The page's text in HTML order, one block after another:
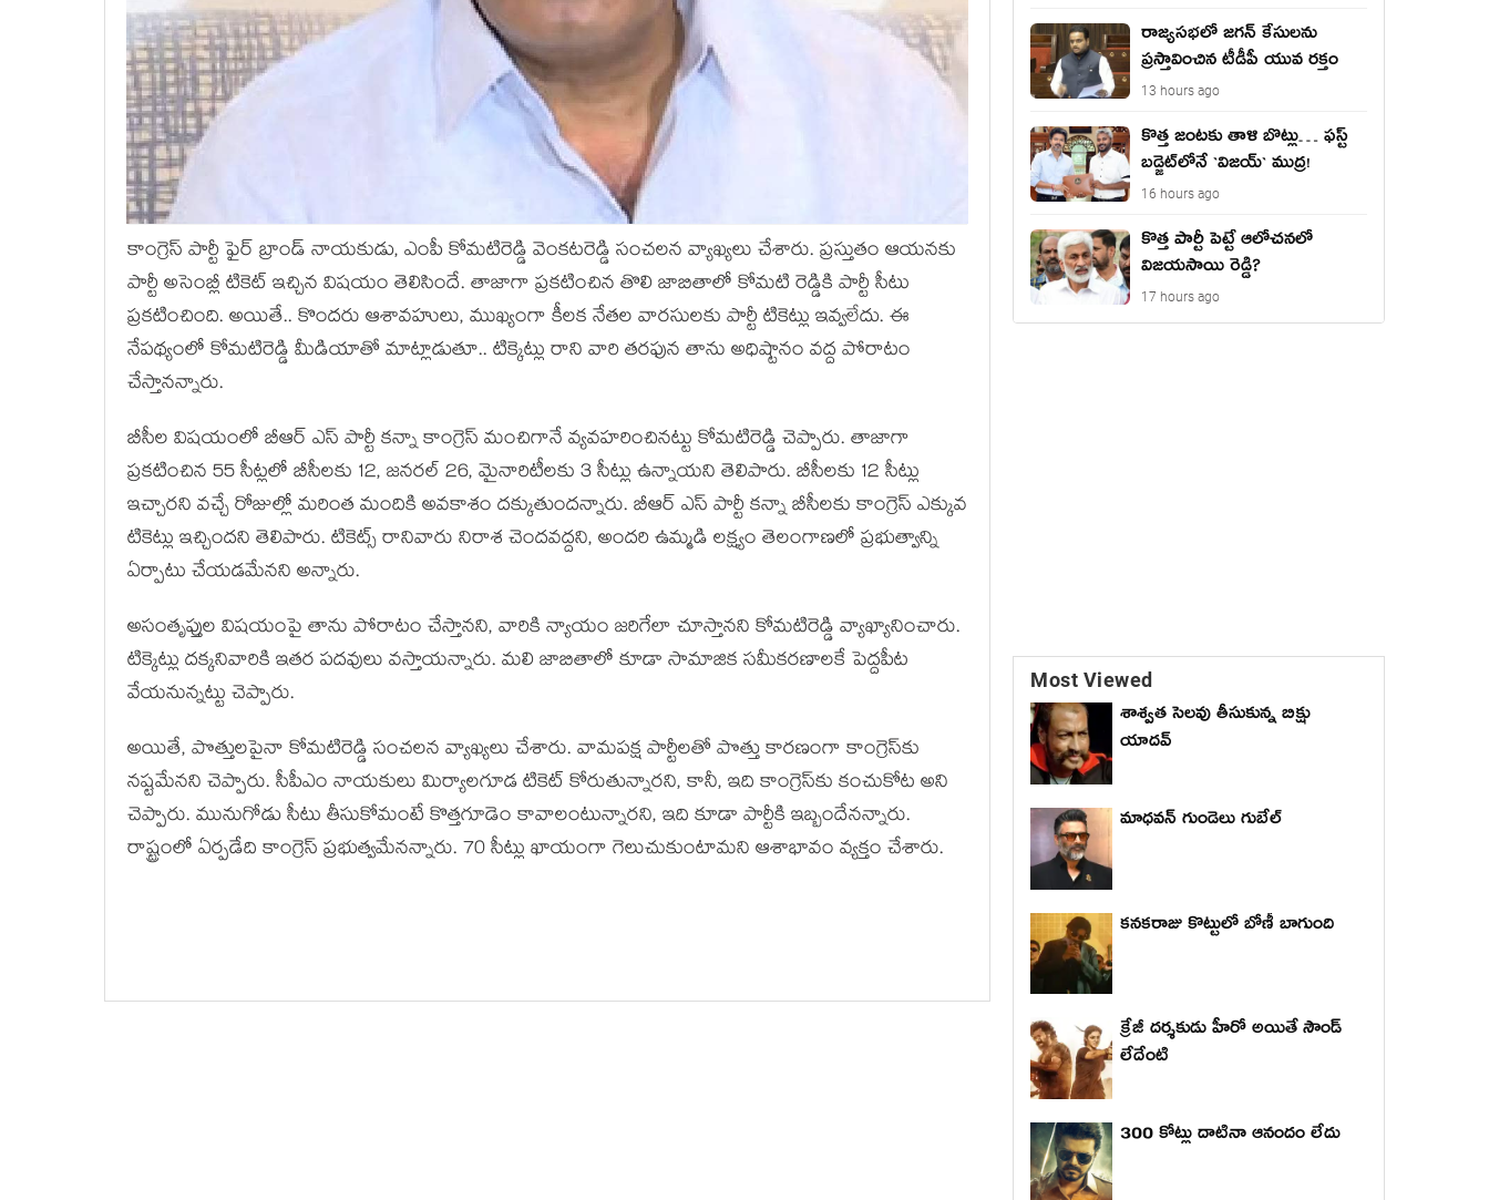
కాంగ్రెస్ పార్టీ ఫైర్ బ్రాండ్ నాయ‌కుడు, ఎంపీ కోమ‌టిరెడ్డి వెంక‌ట‌రెడ్డి సంచ‌ల‌న వ్యాఖ్య‌లు చేశారు. ప్ర‌స్తుతం ఆయ‌న‌కు
పార్టీ అసెంబ్లీ టికెట్ ఇచ్చిన విష‌యం తెలిసిందే. తాజాగా ప్ర‌క‌టించిన తొలి జాబితాలో కోమ‌టి రెడ్డికి పార్టీ సీటు
ప్ర‌క‌టించింది. అయితే.. కొంద‌రు ఆశావ‌హులు, ముఖ్యంగా కీల‌క నేత‌ల వార‌సుల‌కు పార్టీ టికెట్లు ఇవ్వ‌లేదు. ఈ
నేప‌థ్యంలో కోమ‌టిరెడ్డి మీడియాతో మాట్లాడుతూ.. టిక్కెట్లు రాని వారి త‌ర‌ఫున తాను అధిష్టానం వ‌ద్ద పోరాటం
చేస్తాన‌న్నారు.
బీసీల విష‌యంలో బీఆర్ ఎస్ పార్టీ క‌న్నా కాంగ్రెస్ మంచిగానే వ్య‌వ‌హ‌రించిన‌ట్టు కోమ‌టిరెడ్డి చెప్పారు. తాజాగా
ప్ర‌క‌టించిన 55 సీట్లలో బీసీలకు 12, జనరల్ 26, మైనారిటీలకు 3 సీట్లు ఉన్నాయని తెలిపారు. బీసీలకు 12 సీట్లు
ఇచ్చార‌ని వ‌చ్చే రోజుల్లో మ‌రింత మందికి అవ‌కాశం ద‌క్కుతుంద‌న్నారు. బీఆర్ ఎస్ పార్టీ క‌న్నా బీసీల‌కు కాంగ్రెస్ ఎక్కువ
టికెట్లు ఇచ్చింద‌ని తెలిపారు. టికెట్స్ రానివారు నిరాశ చెందవద్దని, అందరి ఉమ్మడి లక్ష్యం తెలంగాణలో ప్రభుత్వాన్ని
ఏర్పాటు చేయడమేనని అన్నారు.
అసంతృప్తుల విష‌యంపై తాను పోరాటం చేస్తాన‌ని, వారికి న్యాయం జ‌రిగేలా చూస్తాన‌ని కోమ‌టిరెడ్డి వ్యాఖ్యానించారు.
టిక్కెట్లు దక్కనివారికి ఇతర పదవులు వస్తాయన్నారు. మ‌లి జాబితాలో కూడా సామాజిక సమీకరణాలకే పెద్ద‌పీట
వేయ‌నున్న‌ట్టు చెప్పారు.
అయితే, పొత్తుల‌పైనా కోమటిరెడ్డి సంచ‌ల‌న వ్యాఖ్య‌లు చేశారు. వామ‌ప‌క్ష పార్టీల‌తో పొత్తు కారణంగా కాంగ్రెస్‌కు
న‌ష్ట‌మేన‌ని చెప్పారు. సీపీఎం నాయ‌కులు మిర్యాలగూడ టికెట్ కోరుతున్నార‌ని, కానీ, ఇది కాంగ్రెస్‌కు కంచుకోట అని
చెప్పారు. మునుగోడు సీటు తీసుకోమంటే కొత్తగూడెం కావాలంటున్నారని, ఇది కూడా పార్టీకి ఇబ్బందేన‌న్నారు.
రాష్ట్రంలో ఏర్ప‌డేది కాంగ్రెస్ ప్ర‌భుత్వ‌మేన‌న్నారు. 70 సీట్లు ఖాయంగా గెలుచుకుంటామ‌ని ఆశాభావం వ్య‌క్తం చేశారు.
రాజ్యసభలో జగన్ కేసులను
ప్రస్తావించిన టీడీపీ యువ రక్తం
13 hours ago
కొత్త జంట‌కు తాళి బొట్లు… ఫ‌స్ట్
బ‌డ్జెట్‌లోనే `విజ‌య్` ముద్ర‌!
16 hours ago
కొత్త పార్టీ పెట్టే ఆలోచనలో
విజయసాయి రెడ్డి?
17 hours ago
Most Viewed
శాశ్వత సెలవు తీసుకున్న బిక్షు
యాదవ్
మాధ‌వ‌న్ గుండెలు గుబేల్‌
కనకరాజు కొట్టులో బోణీ బాగుంది
క్రేజీ దర్శకుడు హీరో అయితే సౌండ్
లేదేంటి
300 కోట్లు దాటినా ఆనందం లేదు